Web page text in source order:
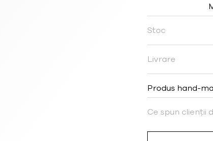
Stoc
Livrare
Produs hand-
Ce spun clienții